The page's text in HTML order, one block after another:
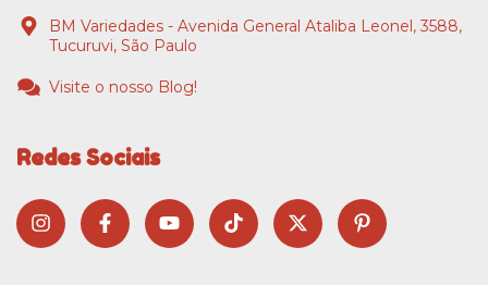
BM Variedades - Avenida General Ataliba Leonel, 3588,
Tucuruvi, São Paulo
Visite o nosso Blog!
Redes Sociais